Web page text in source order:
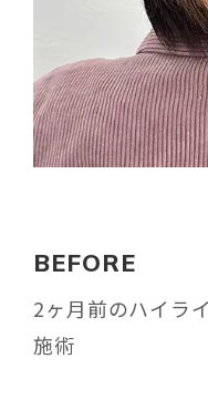
BEFORE
2ヶ月前のハイラ
施術